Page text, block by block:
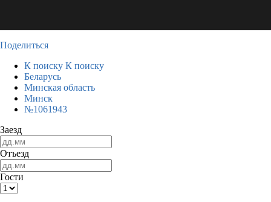
Поделиться
К поиску К поиску
Беларусь
Минская область
Минск
№1061943
Заезд
Отъезд
Гости